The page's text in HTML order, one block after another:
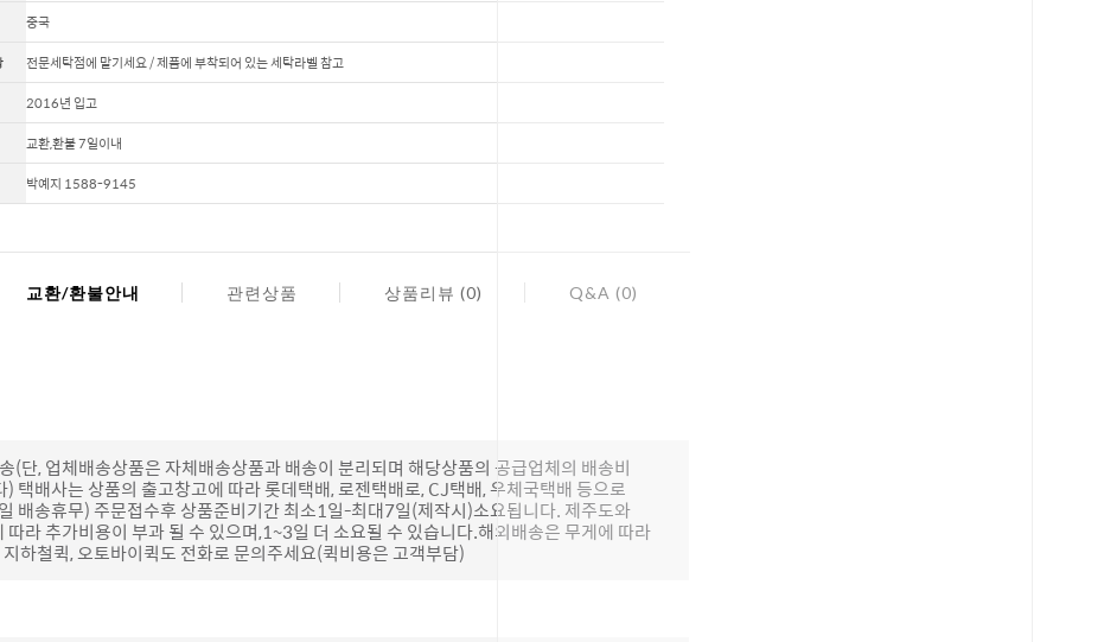
중국
전문세탁점에 맡기세요 / 제품에 부착되어 있는 세탁라벨 참고
2016년 입고
교환,환불 7일이내
박예지 1588-9145
교환/환불안내 관련상품 상품리뷰 (0) Q&A (0)
(단, 업체배송상품은 자체배송상품과 배송이 분리되며 해당상품의 공급업체의 배송비
택배사는 상품의 출고창고에 따라 롯데택배, 로젠택배로, CJ택배, 우체국택배 등으로
배송휴무) 주문접수후 상품준비기간 최소1일-최대7일(제작시)소요됩니다. 제주도와
라 추가비용이 부과 될 수 있으며,1~3일 더 소요될 수 있습니다.해외배송은 무게에 따라
하철퀵, 오토바이퀵도 전화로 문의주세요(퀵비용은 고객부담)